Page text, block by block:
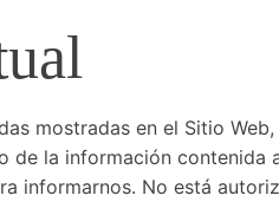
mostradas en el Sitio
de la información
informarnos. No está